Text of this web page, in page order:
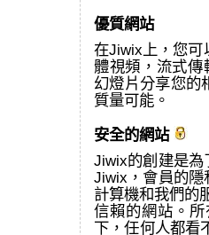
優質網站
在Jiwix上，您可
體視頻，流式傳
幻燈片分享您的
質量可能。
安全的網站
Jiwix的創建是為
Jiwix，會員的隱
計算機和我們的
信賴的網站。
下，任何人都看